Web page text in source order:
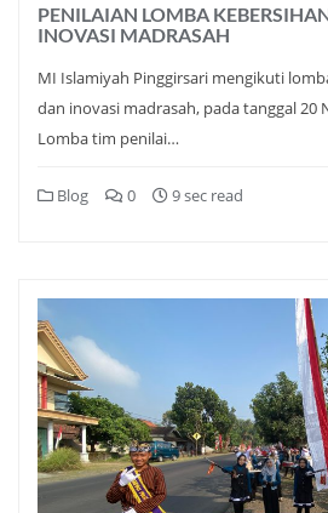
PENILAIAN LOMBA
INOVASI MADRASAH
MI Islamiyah Pinggirsari mengikuti
dan inovasi madrasah, pada tanggal 20
Lomba tim penilai…
Blog 0 9 sec read